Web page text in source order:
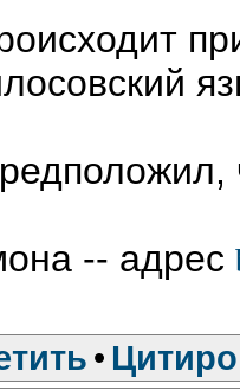
-- адрес
•